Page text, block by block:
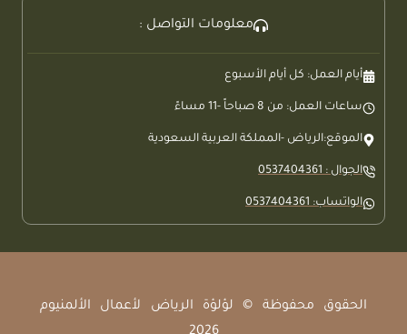
معلومات التواصل :
أيام العمل: كل أيام الأسبوع
ساعات العمل: من 8 صباحاً -11 مساءً
الموقع:الرياض -المملكة العربية السعودية
الجوال : 0537404361
الواتساب: 0537404361
الحقوق محفوظة © لؤلؤة الرياض لأعمال الألمنيوم